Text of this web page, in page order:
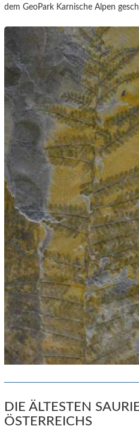
dem GeoPark Karnische Alpen
DIE ÄLTESTEN
ÖSTERREICHS